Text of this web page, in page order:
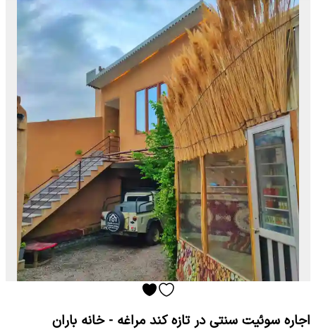
اجاره سوئیت سنتی در تازه کند مراغه - خانه باران